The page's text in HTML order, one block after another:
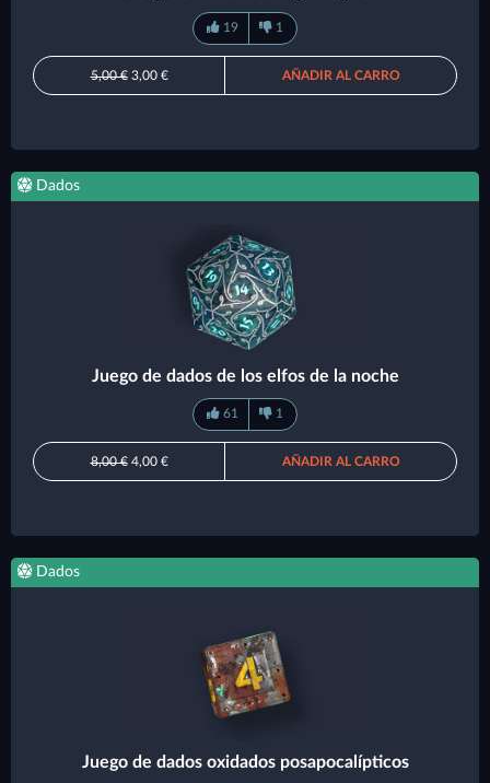
19 1
5,00 €3,00 € AÑADIR AL CARRO
Dados
Juego de dados de los elfos de la noche
61 1
8,00 €4,00 € AÑADIR AL CARRO
Dados
Juego de dados oxidados posapocalípticos